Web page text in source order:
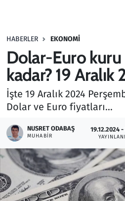
HABERLER EKONOMI
Dolar-Euro
kadar? 19 Aralık
İşte 19 Aralık 2024
Dolar ve Euro fiyatları...
NUSRET ODABAŞ
MUHABIR
19.12.2024 -
Haber
Kültür Sanat
Kurumsal Haberler
Otomobil
Oyun